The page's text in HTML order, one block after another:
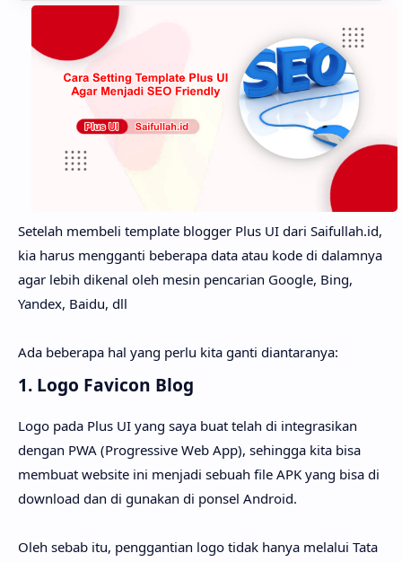
Setelah membeli template blogger Plus UI dari Saifullah.id,
kia harus mengganti beberapa data atau kode di dalamnya
agar lebih dikenal oleh mesin pencarian Google, Bing,
Yandex, Baidu, dll
Ada beberapa hal yang perlu kita ganti diantaranya:
1. Logo Favicon Blog
Logo pada Plus UI yang saya buat telah di integrasikan
dengan PWA (Progressive Web App), sehingga kita bisa
membuat website ini menjadi sebuah file APK yang bisa di
download dan di gunakan di ponsel Android.
Oleh sebab itu, penggantian logo tidak hanya melalui Tata